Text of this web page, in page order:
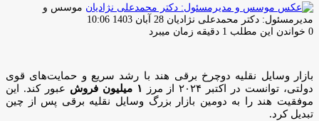
موسس و
مدیرمسئول: دکتر محمدعلی نژادیان ارسال
ایمیل
28 آبان 1403 10:06
0 خواندن این مطلب 1 دقیقه زمان میبرد
بازار وسایل نقلیه دوچرخ برقی هند با رشد سریع و حمایت‌های قوی
دولتی، توانست در اکتبر ۲۰۲۴ از مرز
۱ میلیون فروش
عبور کند. این
موفقیت هند را به دومین بازار بزرگ وسایل نقلیه برقی پس از چین
تبدیل کرد.